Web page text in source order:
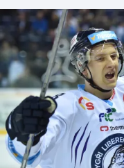
DALŠÍ SPORTY
Americký fotbal
Baseball a softbal
Basketbal
NEPŘEHLÉDNĚTE
Soutěže
Historické návraty